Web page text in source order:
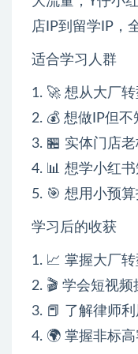
店IP到留学IP，
适合学习人群
1. 🚀 想从大厂
2. 💰 想做IP但
3. 🏪 实体门店
4. 📊 想学小红
5. 🎯 想用小预
学习后的收获
1. 📈 掌握大厂
2. 🎬 学会短视
3. 📕 了解律师
4. 🌍 掌握非标